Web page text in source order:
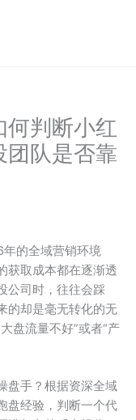
判断小红
团队是否靠
年的全域营销环境
获取成本都在逐渐透
公司时，往往会踩
的却是毫无转化的无
盘流量不好”或者“产
盘手？根据资深全域
盘经验，判断一个代